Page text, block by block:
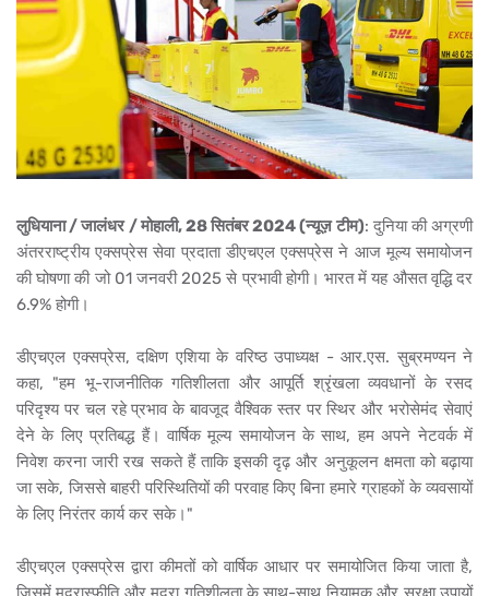
लुधियाना / जालंधर / मोहाली, 28 सितंबर 2024 (न्यूज़ टीम): दुनिया की अग्रणी
अंतरराष्ट्रीय एक्सप्रेस सेवा प्रदाता डीएचएल एक्सप्रेस ने आज मूल्य समायोजन
की घोषणा की जो 01 जनवरी 2025 से प्रभावी होगी। भारत में यह औसत वृद्धि दर
6.9% होगी।
डीएचएल एक्सप्रेस, दक्षिण एशिया के वरिष्ठ उपाध्यक्ष - आर.एस. सुब्रमण्यन ने
कहा, "हम भू-राजनीतिक गतिशीलता और आपूर्ति श्रृंखला व्यवधानों के रसद
परिदृश्य पर चल रहे प्रभाव के बावजूद वैश्विक स्तर पर स्थिर और भरोसेमंद सेवाएं
देने के लिए प्रतिबद्ध हैं। वार्षिक मूल्य समायोजन के साथ, हम अपने नेटवर्क में
निवेश करना जारी रख सकते हैं ताकि इसकी दृढ़ और अनुकूलन क्षमता को बढ़ाया
जा सके, जिससे बाहरी परिस्थितियों की परवाह किए बिना हमारे ग्राहकों के व्यवसायों
के लिए निरंतर कार्य कर सके।"
डीएचएल एक्सप्रेस द्वारा कीमतों को वार्षिक आधार पर समायोजित किया जाता है,